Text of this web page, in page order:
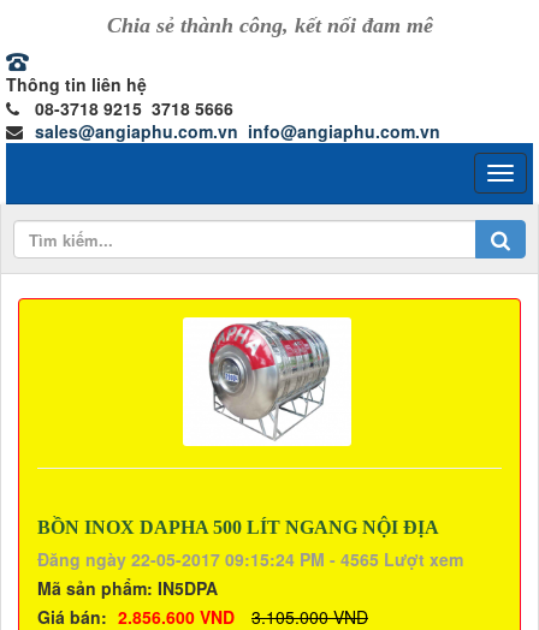
Chia sẻ thành công, kết nối đam mê
Thông tin liên hệ
08-3718 9215 3718 5666
sales@angiaphu.com.vn info@angiaphu.com.vn
BỒN INOX DAPHA 500 LÍT NGANG NỘI ĐỊA
Đăng ngày 22-05-2017 09:15:24 PM - 4565 Lượt xem
Mã sản phẩm: IN5DPA
Giá bán: 2.856.600 VND
3.105.000 VND